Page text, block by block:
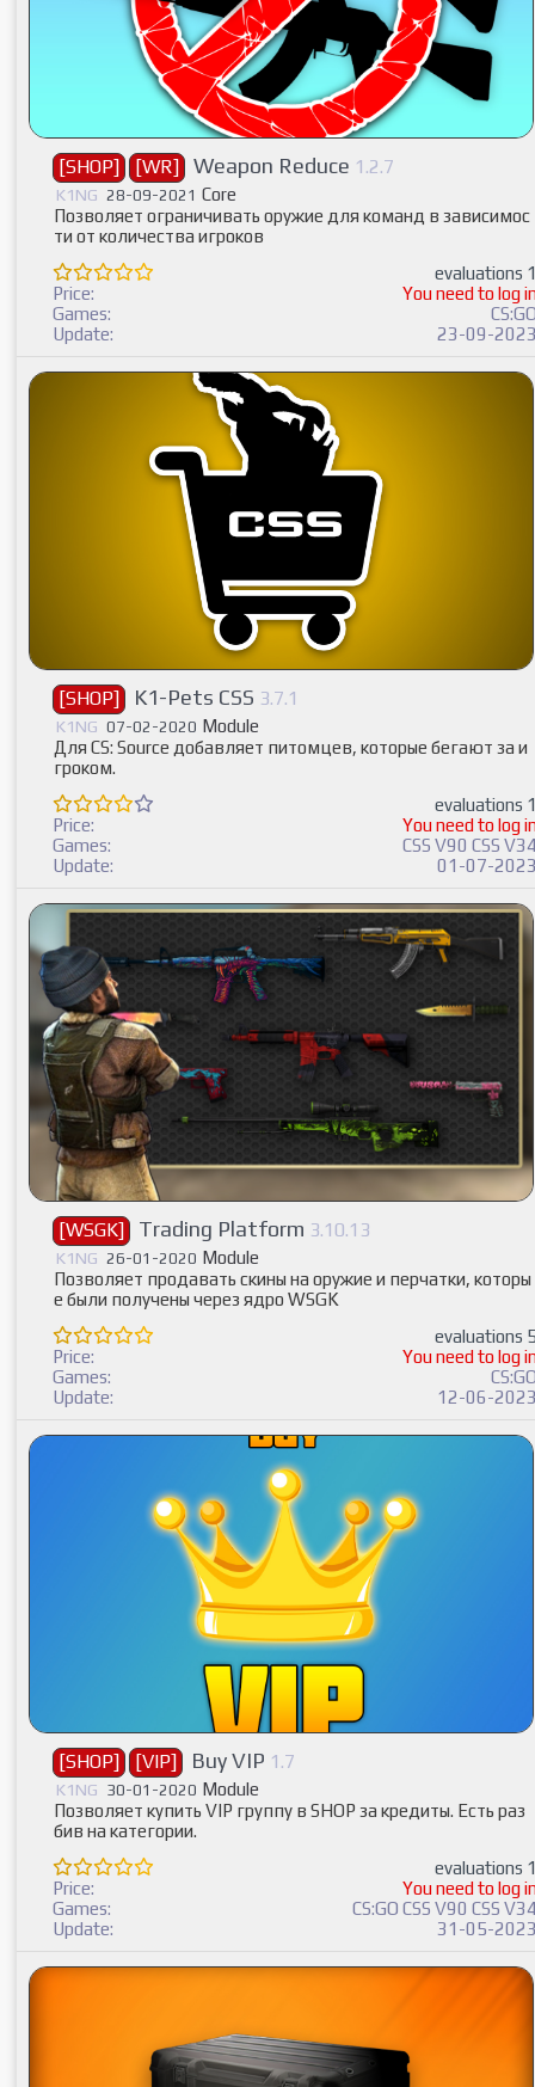
[SHOP] [WR] Weapon Reduce 1.2.7
K1NG 28-09-2021 Core
Позволяет ограничивать оружие для команд в зависимос
ти от количества игроков
evaluations
Price:
You need to log
Games:
Update:
23-09-
[SHOP] K1-Pets CSS 3.7.1
K1NG 07-02-2020 Module
Для CS: Source добавляет питомцев, которые бегают за и
гроком.
evaluations
Price:
You need to log
Games:
CSS V90 CSS
Update:
01-07-
[WSGK] Trading Platform 3.10.13
K1NG 26-01-2020 Module
Позволяет продавать скины на оружие и перчатки, которы
е были получены через ядро WSGK
evaluations
Price:
You need to log
Games:
Update:
12-06-
[SHOP] [VIP] Buy VIP 1.7
K1NG 30-01-2020 Module
Позволяет купить VIP группу в SHOP за кредиты. Есть раз
бив на категории.
evaluations
Price:
You need to log
Games:
CS:GO CSS V90 CSS
Update:
31-05-